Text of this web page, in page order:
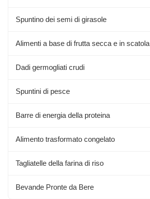
Spuntino dei semi di girasole
Alimenti a base di frutta secca e in scatola
Dadi germogliati crudi
Spuntini di pesce
Barre di energia della proteina
Alimento trasformato congelato
Tagliatelle della farina di riso
Bevande Pronte da Bere